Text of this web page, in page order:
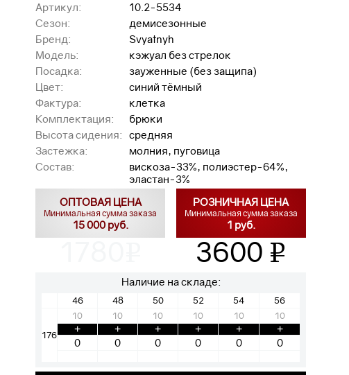
Артикул:
10.2-5534
Сезон:
демисезонные
Бренд:
Svyatnyh
Модель:
кэжуал без стрелок
Посадка:
зауженные (без защипа)
Цвет:
синий тёмный
Фактура:
клетка
Комплектация:
брюки
Высота сидения:
средняя
Застежка:
молния, пуговица
Состав:
вискоза-33%, полиэстер-64%,
эластан-3%
ОПТОВАЯ ЦЕНА
Минимальная сумма заказа
15 000 руб.
РОЗНИЧНАЯ ЦЕНА
Минимальная сумма заказа
1 руб.
3600 v
Наличие на складе:
46 48 50 52 54 56
176
10
+
10
+
10
+
10
+
10
+
10
+